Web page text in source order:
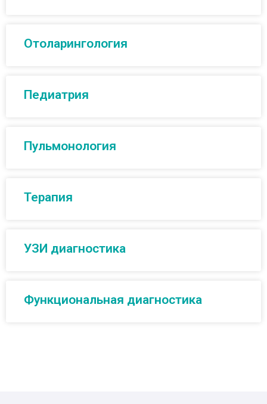
Отоларингология
Педиатрия
Пульмонология
Терапия
УЗИ диагностика
Функциональная диагностика